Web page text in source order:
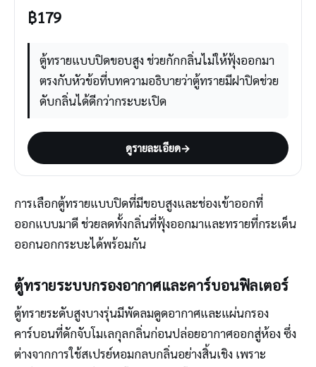
฿179
ตู้ทรายแบบปิดขอบสูง ช่วยกักกลิ่นไม่ให้ฟุ้งออกมา
ตรงกับหัวข้อที่บทความอธิบายว่าตู้ทรายมีฝาปิดช่วย
ดับกลิ่นได้ดีกว่ากระบะเปิด
ดูรายละเอียด→
การเลือกตู้ทรายแบบปิดที่มีขอบสูงและช่องเข้าออกที่
ออกแบบมาดี ช่วยลดทั้งกลิ่นที่ฟุ้งออกมาและทรายที่กระเด็น
ออกนอกกระบะได้พร้อมกัน
ตู้ทรายระบบกรองอากาศและคาร์บอนฟิลเตอร์
ตู้ทรายระดับสูงบางรุ่นมีพัดลมดูดอากาศและแผ่นกรอง
คาร์บอนที่ดักจับโมเลกุลกลิ่นก่อนปล่อยอากาศออกสู่ห้อง ซึ่ง
ต่างจากการใช้สเปรย์หอมกลบกลิ่นอย่างสิ้นเชิง เพราะ